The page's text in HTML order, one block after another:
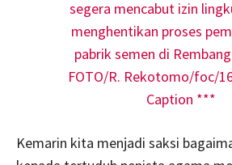
Kemarin kita menjadi saksi